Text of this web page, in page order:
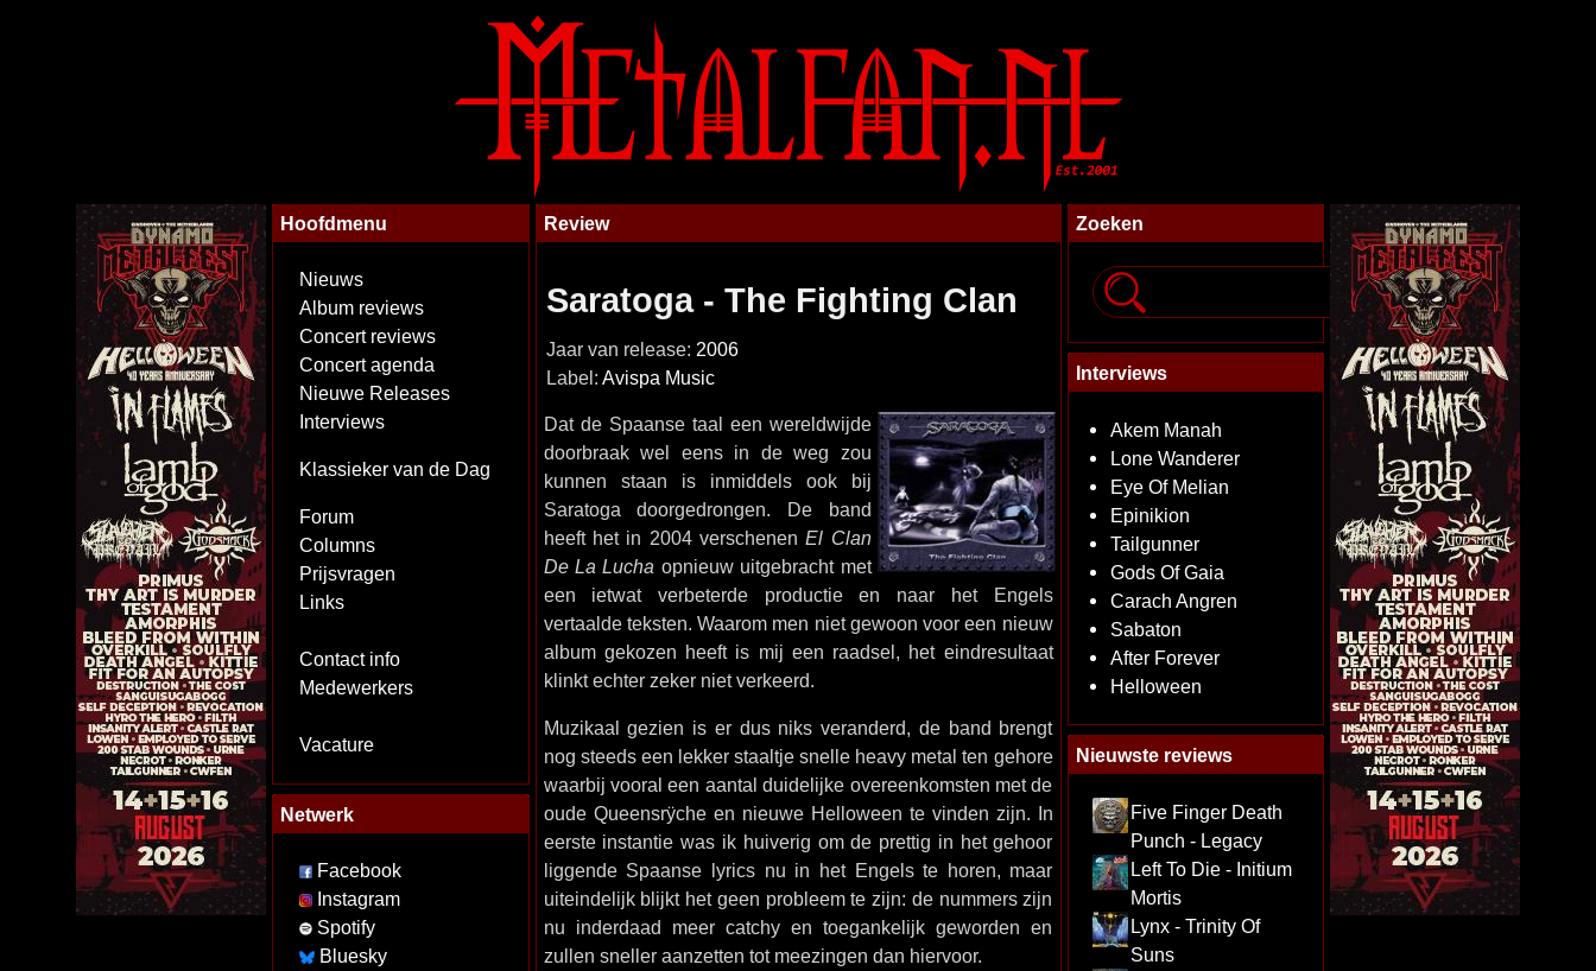
Hoofdmenu
Nieuws
Album reviews
Concert reviews
Concert agenda
Nieuwe Releases
Interviews
Klassieker van de Dag
Forum
Columns
Prijsvragen
Links
Contact info
Medewerkers
Vacature
Netwerk
Facebook
Instagram
Spotify
Bluesky
Review
Saratoga - The Fighting Clan
Jaar van release: 2006
Label: Avispa Music
Dat de Spaanse taal een wereldwijde
doorbraak wel eens in de weg zou
kunnen staan is inmiddels ook bij
Saratoga doorgedrongen. De band
heeft het in 2004 verschenenEl Clan
De La Lucha opnieuw uitgebracht met
een ietwat verbeterde productie en naar het Engels
vertaalde teksten. Waarom men niet gewoon voor een nieuw
album gekozen heeft is mij een raadsel, het eindresultaat
klinkt echter zeker niet verkeerd.
Muzikaal gezien is er dus niks veranderd, de band brengt
nog steeds een lekker staaltje snelle heavy metal ten gehore
waarbij vooral een aantal duidelijke overeenkomsten met de
oude Queensrÿche en nieuwe Helloween te vinden zijn. In
eerste instantie was ik huiverig om de prettig in het gehoor
liggende Spaanse lyrics nu in het Engels te horen, maar
uiteindelijk blijkt het geen probleem te zijn: de nummers zijn
nu inderdaad meer catchy en toegankelijk geworden en
zullen sneller aanzetten tot meezingen dan hiervoor.
Zoeken
Interviews
Akem Manah
Lone Wanderer
Eye Of Melian
Epinikion
Tailgunner
Gods Of Gaia
Carach Angren
Sabaton
After Forever
Helloween
Nieuwste reviews
Five Finger Death
Punch - Legacy
Left To Die - Initium
Mortis
Lynx - Trinity Of
Suns